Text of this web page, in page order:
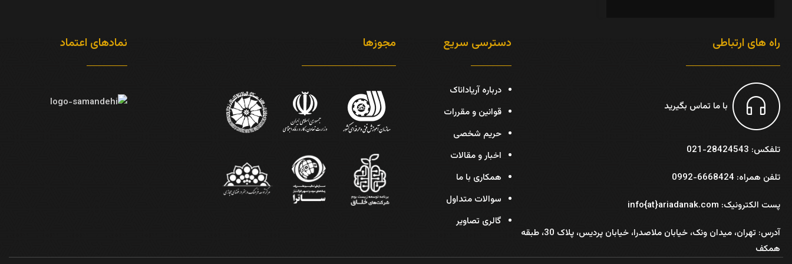
راه های ارتباطی
با ما تماس بگیرید
تلفکس: 28424543-021
تلفن همراه: 6668424-0992
پست الکترونیک: info{at}ariadanak.com
آدرس:
تهران، میدان ونک، خیابان ملاصدرا، خیابان پردیس، پلاک 30، طبقه
همکف
دسترسی سریع
درباره آریاداناک
قوانین و مقررات
حریم شخصی
اخبار و مقالات
همکاری با ما
سوالات متداول
گالری تصاویر
مجوزها نمادهای اعتماد